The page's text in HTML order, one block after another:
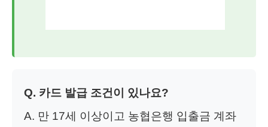
Q. 카드 발급 조건이 있나요?
A. 만 17세 이상이고 농협은행 입출금 계좌